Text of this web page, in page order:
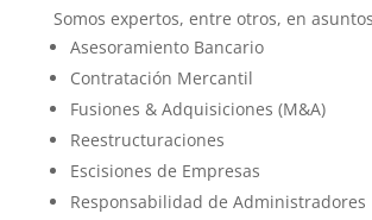
Somos expertos, entre otros, en
Asesoramiento Bancario
Contratación Mercantil
Fusiones & Adquisiciones (M&A)
Reestructuraciones
Escisiones de Empresas
Responsabilidad de Administradores